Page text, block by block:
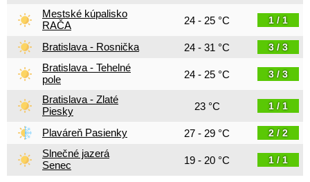
Mestské kúpalisko
RAČA
24 - 25 °C 1 / 1
Bratislava - Rosnička 24 - 31 °C 3 / 3
Bratislava - Tehelné
pole
24 - 25 °C 3 / 3
Bratislava - Zlaté
Piesky
23 °C 1 / 1
Plaváreň Pasienky 27 - 29 °C 2 / 2
Slnečné jazerá
Senec
19 - 20 °C 1 / 1